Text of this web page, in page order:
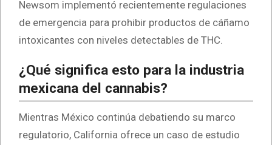
Newsom implementó recientemente regulaciones
de emergencia para prohibir productos de cáñamo
intoxicantes con niveles detectables de THC.
¿Qué significa esto para la industria
mexicana del cannabis?
Mientras México continúa debatiendo su marco
regulatorio, California ofrece un caso de estudio